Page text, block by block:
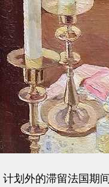
计划外的滞留法国期